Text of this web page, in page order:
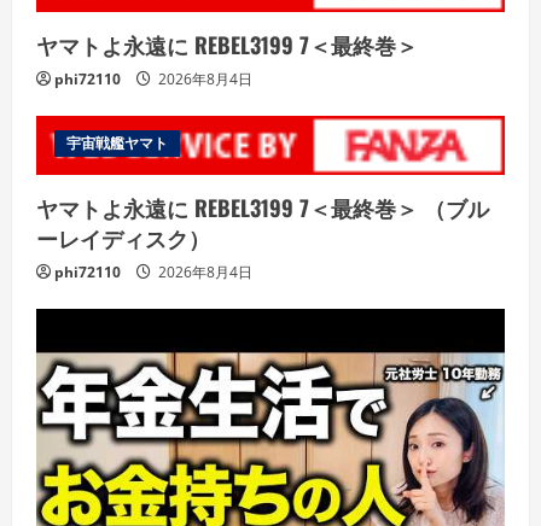
ヤマトよ永遠に REBEL3199 7＜最終巻＞
phi72110 2026年8月4日
宇宙戦艦ヤマト
ヤマトよ永遠に REBEL3199 7＜最終巻＞ （ブル
ーレイディスク）
phi72110 2026年8月4日